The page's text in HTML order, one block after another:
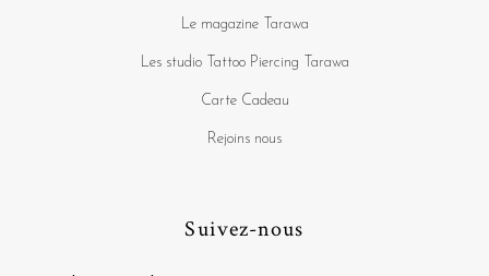
Le magazine Tarawa
Les studio Tattoo Piercing Tarawa
Carte Cadeau
Rejoins nous
Suivez-nous